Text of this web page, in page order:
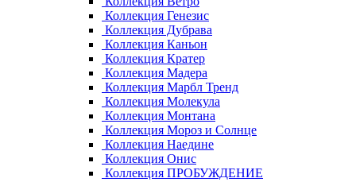
Коллекция Генезис
Коллекция Дубрава
Коллекция Каньон
Коллекция Кратер
Коллекция Мадера
Коллекция Марбл Тренд
Коллекция Молекула
Коллекция Монтана
Коллекция Мороз и Солнце
Коллекция Наедине
Коллекция Онис
Коллекция ПРОБУЖДЕНИЕ